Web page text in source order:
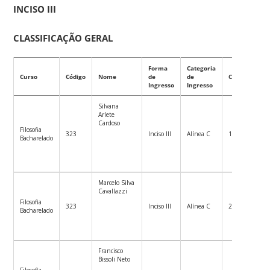
INCISO III
CLASSIFICAÇÃO GERAL
Curso Código Nome
Forma
de
Ingresso
Categoria
de
Ingresso
Classificação
Filosofia
Bacharelado
323
Silvana
Arlete
Cardoso
Inciso III
Alínea C 1º
Filosofia
Bacharelado
323
Marcelo Silva
Cavallazzi
Inciso III
Alínea C 2º
Francisco
Bissoli Neto